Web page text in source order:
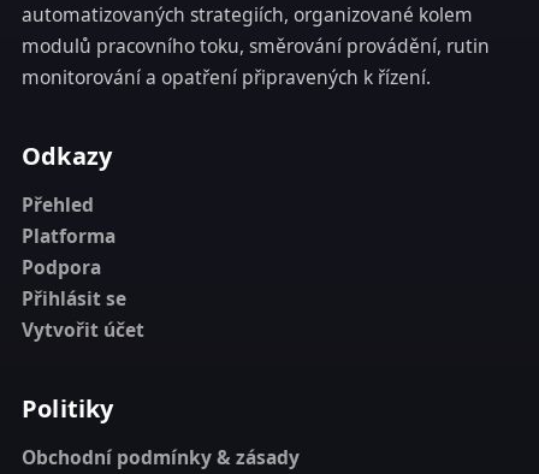
automatizovaných strategiích, organizované kolem
modulů pracovního toku, směrování provádění, rutin
monitorování a opatření připravených k řízení.
Odkazy
Přehled
Platforma
Podpora
Přihlásit se
Vytvořit účet
Politiky
Obchodní podmínky & zásady